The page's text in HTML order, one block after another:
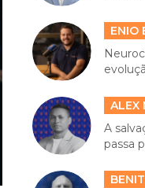
ENIO
ALEX
A
passa